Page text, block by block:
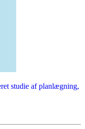
studie af planlægning,